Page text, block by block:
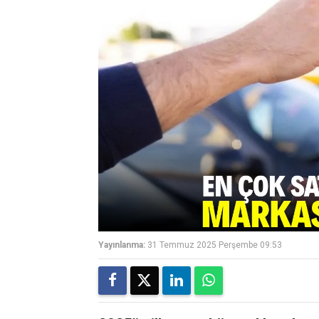
Yayınlanma: 31 Temmuz 2025 Perşembe 09:53